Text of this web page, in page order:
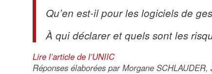
Qu’en est-il pour les logiciels de
À qui déclarer et quels sont les
Lire l’article de l’UNIIC
Réponses élaborées par Morgane